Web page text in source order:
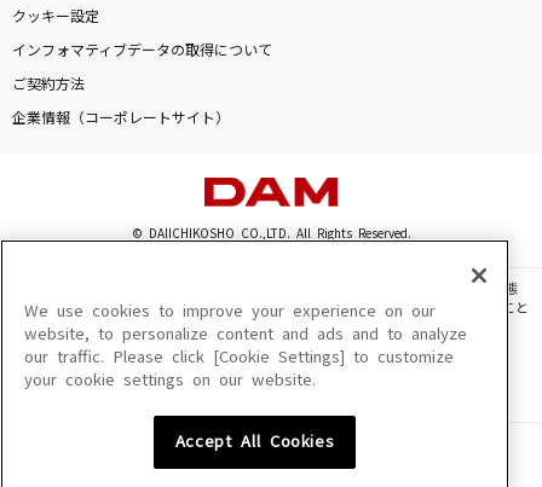
[生音]プルシアンブルーの肖像
安全地帯
ファタール
もっと見る
カラオケ最新情報をチェック！
クッキー設定
インフォマティブデータの取得について
ご契約方法
企業情報（コーポレートサイト）
© DAIICHIKOSHO CO.,LTD. All Rights Reserved.
このサイトに掲載されている一切の文章・画像・写真・動画・音声等を、手段や形態
を問わず、著作権法の定める範囲を超えて無断で複製、転載、ファイル化などすること
を禁じます。
楽曲及びコンテンツは、機種によりご利用いただけない場合があります。
楽曲及びコンテンツの配信日、配信内容が変更になる場合があります。
We use cookies to improve your experience on our
website, to personalize content and ads and to analyze
our traffic. Please click [Cookie Settings] to customize
your cookie settings on our website.
Accept All Cookies